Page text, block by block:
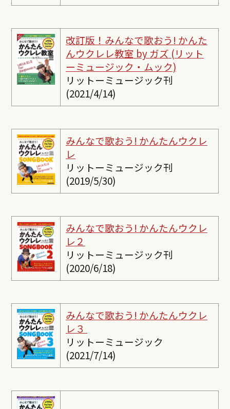
改訂版！みんなで歌おう! かんた
んウクレレ教室 by ガズ (リット
ーミュージック・ムック)
リットーミュージック刊
(2021/4/14)
みんなで歌おう! かんたんウクレ
レ
リットーミュージック刊
(2019/5/30)
みんなで歌おう! かんたんウクレ
レ２
リットーミュージック刊
(2020/6/18)
みんなで歌おう! かんたんウクレ
レ３
リットーミュージック
(2021/7/14)